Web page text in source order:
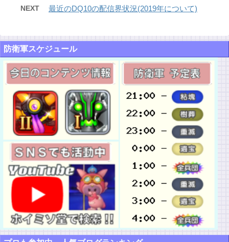
NEXT 最近のDQ10の配信界状況(2019年について)
防衛軍スケジュール